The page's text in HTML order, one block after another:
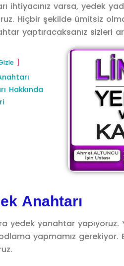
ihtiyacınız varsa, yedek
Hiçbir şekilde ümitsiz
yaptıracaksanız sizleri
Hakkında
Anahtarı
yedek yanahtar
yapmamız gerekiyor.